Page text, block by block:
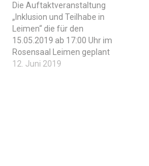
Die Auftaktveranstaltung
„Inklusion und Teilhabe in
Leimen“ die für den
15.05.2019 ab 17:00 Uhr im
Rosensaal Leimen geplant
war, findet aus
12. Juni 2019